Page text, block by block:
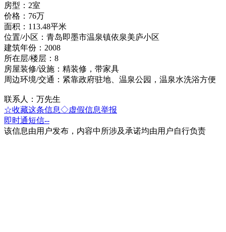
房型：2室
价格：76万
面积：113.48平米
位置/小区：青岛即墨市温泉镇依泉美庐小区
建筑年份：2008
所在层/楼层：8
房屋装修/设施：精装修，带家具
周边环境/交通：紧靠政府驻地、温泉公园，温泉水洗浴方便
联系人：万先生
☆收藏这条信息◇虚假信息举报
即时通短信--
该信息由用户发布，内容中所涉及承诺均由用户自行负责